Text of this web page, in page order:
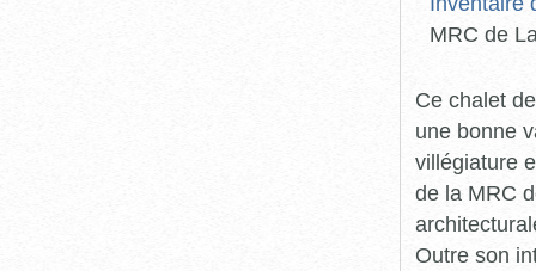
MRC de
Ce chalet
une bonne
villégiature
de la MRC
Outre son